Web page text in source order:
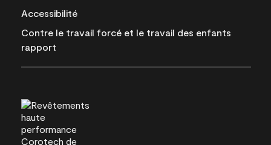
Accessibilité
Contre le travail forcé et le travail des enfants
rapport